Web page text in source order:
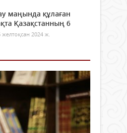
маңында құлаған
Қазақстанның 6
желтоқсан 2024 ж.